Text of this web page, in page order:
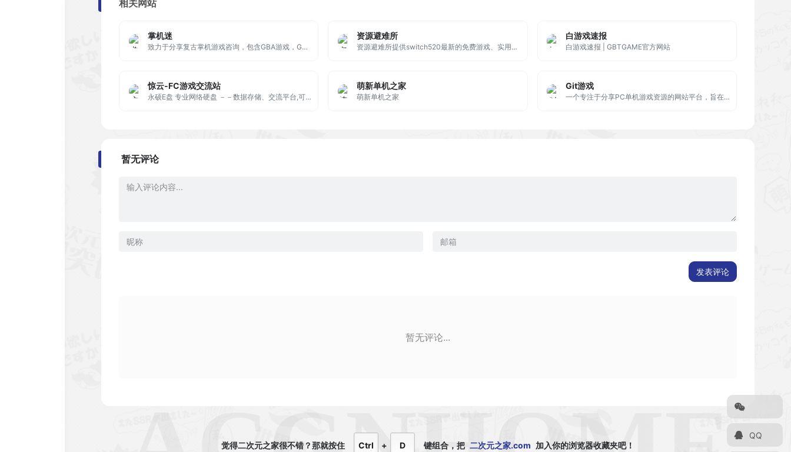
相关网站
掌机迷
致力于分享复古掌机游戏咨询，包含GBA游戏，GB游戏，FC游戏，SFC游戏，NDS游戏，PSP游戏等怀旧游戏。分享精美游戏截图，游戏攻略。
资源避难所
资源避难所提供switch520最新的免费游戏、实用软件下载，包含PC/安卓绿色版、无广告插件，所有资源经过安全检测，无需注册即可高速下载。
白游戏速报
白游戏速报 | GBTGAME官方网站
惊云-FC游戏交流站
永硕E盘 专业网络硬盘 －－数据存储、交流平台,可以保存您的文件、网址、记事等。以便随时随地调用或与朋友、同事分享
萌新单机之家
萌新单机之家
Git游戏
一个专注于分享PC单机游戏资源的网站平台，旨在发现GitHub上面好玩的 Html网页游戏，然后收录过来，进行汉化，方便中文区玩家进行游戏。
暂无评论
发表评论
暂无评论...
觉得二次元之家很不错？那就按住 Ctrl + D 键组合， 把 二次元之家.com 加入你的浏览器收藏夹吧！
QQ